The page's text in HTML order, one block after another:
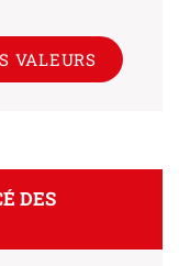
VALEURS
DES